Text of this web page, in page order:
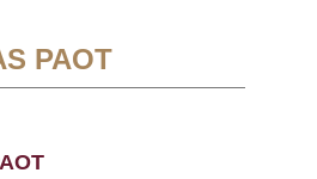
PAOT